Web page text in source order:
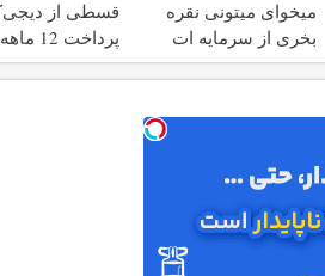
میخوای میتونی نقره
بخری از سرمایه ات
محافظت کنی
قسطی از
پرداخت 12 ماهه )